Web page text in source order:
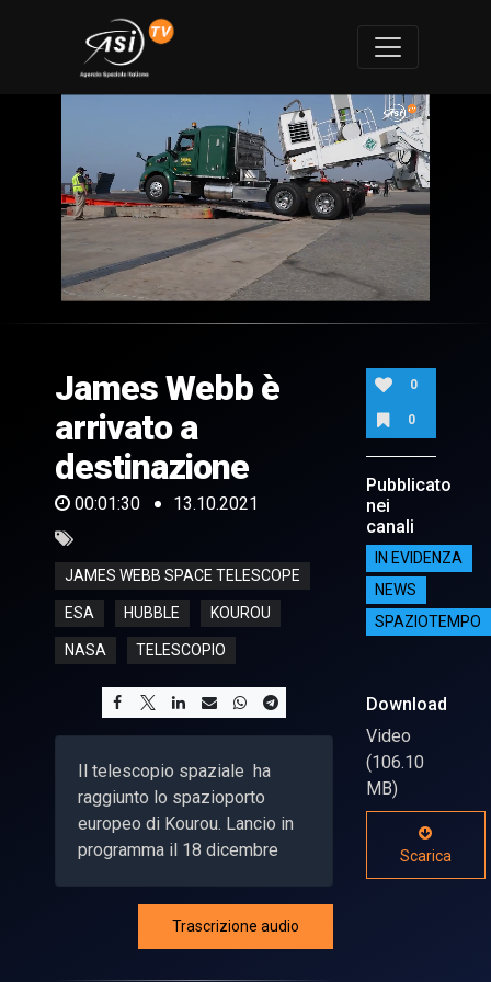
of
30
seconds
James Webb è
arrivato a
destinazione
00:01:30 13.10.2021
JAMES WEBB SPACE TELESCOPE
ESA HUBBLE KOUROU
NASA TELESCOPIO
Il telescopio spaziale ha
raggiunto lo spazioporto
europeo di Kourou. Lancio in
programma il 18 dicembre
Trascrizione audio
0
0
Pubblicato
nei
canali
IN EVIDENZA
NEWS
SPAZIOTEMPO
Download
Video
(106.10
MB)
Scarica